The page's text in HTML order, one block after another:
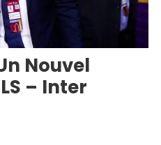
Nouvel
– Inter